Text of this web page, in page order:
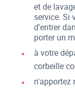
et de
service. Si
d'entrer
porter un
à votre
corbeille
n'apportez